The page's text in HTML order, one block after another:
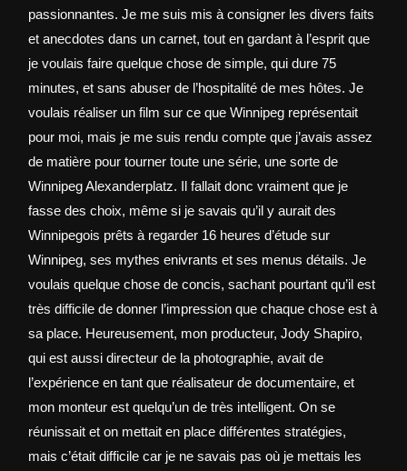
passionnantes. Je me suis mis à consigner les divers faits
et anecdotes dans un carnet, tout en gardant à l’esprit que
je voulais faire quelque chose de simple, qui dure 75
minutes, et sans abuser de l’hospitalité de mes hôtes. Je
voulais réaliser un film sur ce que Winnipeg représentait
pour moi, mais je me suis rendu compte que j’avais assez
de matière pour tourner toute une série, une sorte de
Winnipeg Alexanderplatz. Il fallait donc vraiment que je
fasse des choix, même si je savais qu’il y aurait des
Winnipegois prêts à regarder 16 heures d’étude sur
Winnipeg, ses mythes enivrants et ses menus détails. Je
voulais quelque chose de concis, sachant pourtant qu’il est
très difficile de donner l’impression que chaque chose est à
sa place. Heureusement, mon producteur, Jody Shapiro,
qui est aussi directeur de la photographie, avait de
l’expérience en tant que réalisateur de documentaire, et
mon monteur est quelqu’un de très intelligent. On se
réunissait et on mettait en place différentes stratégies,
mais c’était difficile car je ne savais pas où je mettais les